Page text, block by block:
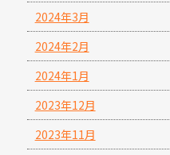
2024年3月
2024年2月
2024年1月
2023年12月
2023年11月